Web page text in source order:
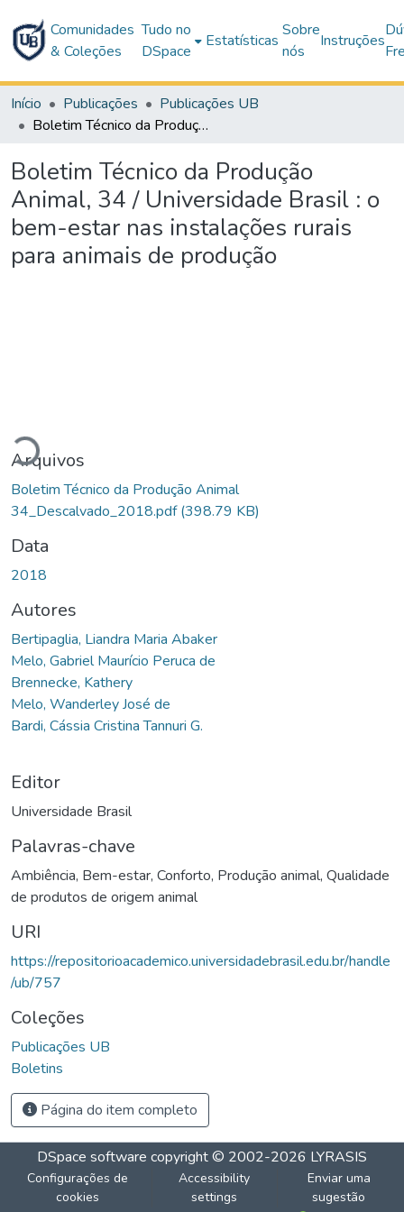
Comunidades
& Coleções
Tudo no
DSpace
Estatísticas
Sobre
nós
Instruções
Início Publicações
Publicações UB
Boletim Técnico da Produção Animal, 34 / Universidade Brasil : o bem-estar nas instalações rurais para animais de produção
Boletim Técnico da Produção
Animal, 34 / Universidade Brasil : o
bem-estar nas instalações rurais
para animais de produção
Arquivos
Boletim Técnico da Produção Animal
34_Descalvado_2018.pdf(398.79 KB)
Data
2018
Autores
Bertipaglia, Liandra Maria Abaker
Melo, Gabriel Maurício Peruca de
Brennecke, Kathery
Melo, Wanderley José de
Bardi, Cássia Cristina Tannuri G.
Editor
Universidade Brasil
Palavras-chave
Ambiência, Bem-estar, Conforto, Produção animal, Qualidade
de produtos de origem animal
URI
https://repositorioacademico.universidadebrasil.edu.br/handle
/ub/757
Coleções
Publicações UB
Boletins
Página do item completo
DSpace software copyright © 2002-2026 LYRASIS
Configurações de
cookies
Accessibility
settings
Enviar uma
sugestão